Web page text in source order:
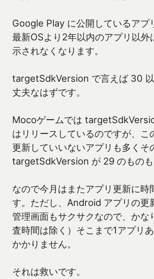
Google Play に公開しているアプ
最新OSより2年以内のアプリ以外
示されなくなります。
targetSdkVersion で言えば 30
丈夫なはずです。
Mocoゲームでは
はリリースしているのですが、こ
更新していいないアプリも多くそ
targetSdkVersion が 29 のものも
なので今月はまたアプリ更新に時
す。ただし、Android アプリの更
管理画面もサクサクなので、かな
査時間は除く）そこまで1アプリ
かかりません。
それは救いです。